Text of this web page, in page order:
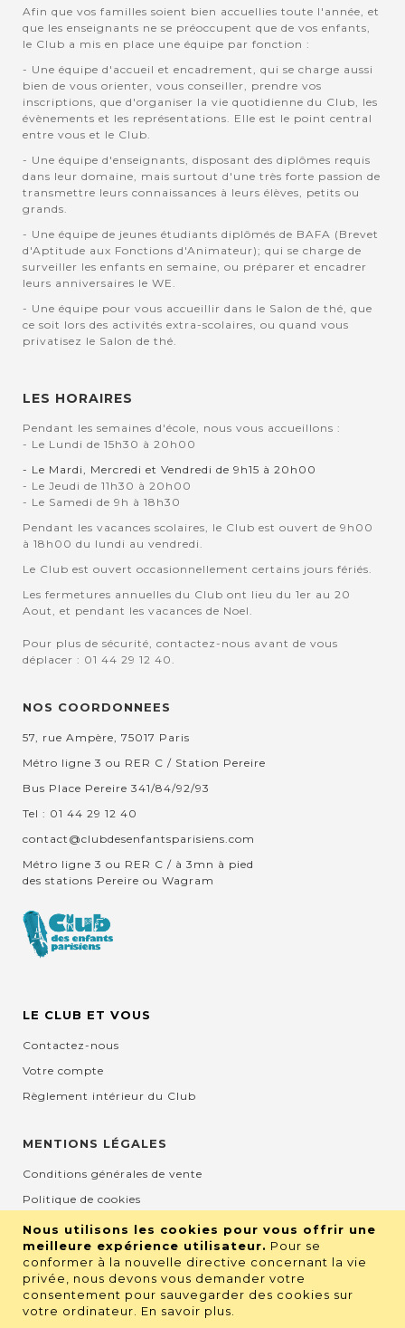
Nous utilisons les cookies pour vous offrir une
meilleure expérience utilisateur. Pour se
conformer à la nouvelle directive concernant la vie
privée, nous devons vous demander votre
consentement pour sauvegarder des cookies sur
votre ordinateur. En savoir plus
Afin que vos familles soient bien accuellies toute l'année, et
que les enseignants ne se préoccupent que de vos enfants,
le Club a mis en place une équipe par fonction :
- Une équipe d'accueil et encadrement, qui se charge aussi
bien de vous orienter, vous conseiller, prendre vos
inscriptions, que d'organiser la vie quotidienne du Club, les
évènements et les représentations. Elle est le point central
entre vous et le Club.
- Une équipe d'enseignants, disposant des diplômes requis
dans leur domaine, mais surtout d'une très forte passion de
transmettre leurs connaissances à leurs élèves, petits ou
grands.
- Une équipe de jeunes étudiants diplômés de BAFA (Brevet
d'Aptitude aux Fonctions d'Animateur); qui se charge de
surveiller les enfants en semaine, ou préparer et encadrer
leurs anniversaires le WE.
- Une équipe pour vous accueillir dans le Salon de thé, que
ce soit lors des activités extra-scolaires, ou quand vous
privatisez le Salon de thé.
LES HORAIRES
Pendant les semaines d'école, nous vous accueillons :
- Le Lundi de 15h30 à 20h00
- Le Mardi, Mercredi et Vendredi de 9h15 à 20h00
- Le Jeudi de 11h30 à 20h00
- Le Samedi de 9h à 18h30
Pendant les vacances scolaires, le Club est ouvert de 9h00
à 18h00 du lundi au vendredi.
Le Club est ouvert occasionnellement certains jours fériés.
Les fermetures annuelles du Club ont lieu du 1er au 20
Aout, et pendant les vacances de Noel.
Pour plus de sécurité, contactez-nous avant de vous
déplacer : 01 44 29 12 40.
NOS COORDONNEES
57, rue Ampère, 75017 Paris
Métro ligne 3 ou RER C / Station Pereire
Bus Place Pereire 341/84/92/93
Tel : 01 44 29 12 40
contact@clubdesenfantsparisiens.com
Métro ligne 3 ou RER C / à 3mn à pied
des stations Pereire ou Wagram
LE CLUB ET VOUS
Contactez-nous
Votre compte
Règlement intérieur du Club
MENTIONS LÉGALES
Conditions générales de vente
Politique de cookies
Mentions légales et CGU
Protection de la vie privée
RETROUVEZ NOUS SUR LES RÉSEAUX